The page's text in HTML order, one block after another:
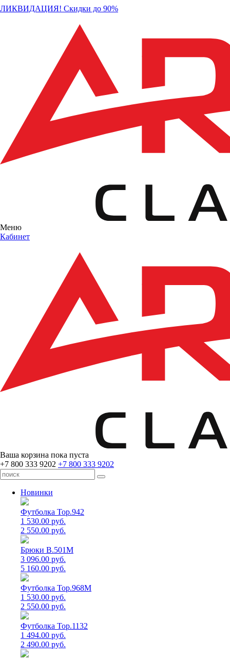
ЛИКВИДАЦИЯ! Скидки до 90%
Меню
Кабинет
Ваша корзина пока пуста
+7 800 333 9202 +7 800 333 9202
Новинки
Футболка Top.942
1 530.00 руб.
2 550.00 руб.
Брюки B.501M
3 096.00 руб.
5 160.00 руб.
Футболка Top.968M
1 530.00 руб.
2 550.00 руб.
Футболка Top.1132
1 494.00 руб.
2 490.00 руб.